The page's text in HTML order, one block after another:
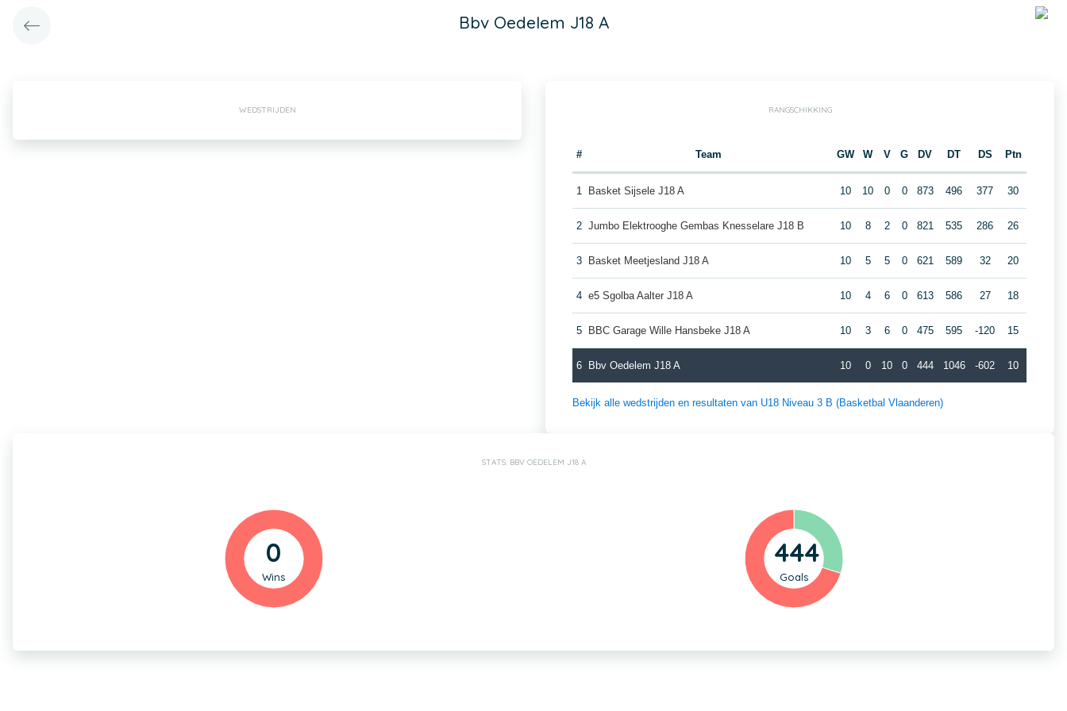
Bbv Oedelem J18 A
WEDSTRIJDEN RANGSCHIKKING
# Team GW W V G DV DT DS Ptn
1 Basket Sijsele J18 A 10 10 0 0 873 496 377 30
2 Jumbo Elektrooghe Gembas Knesselare J18 B 10 8 2 0 821 535 286 26
3 Basket Meetjesland J18 A 10 5 5 0 621 589 32 20
4 e5 Sgolba Aalter J18 A 10 4 6 0 613 586 27 18
5 BBC Garage Wille Hansbeke J18 A 10 3 6 0 475 595 -120 15
6 Bbv Oedelem J18 A 10 0 10 0 444 1046 -602 10
Bekijk alle wedstrijden en resultaten van U18 Niveau 3 B (Basketbal Vlaanderen)
STATS: BBV OEDELEM J18 A
0
Wins
444
Goals